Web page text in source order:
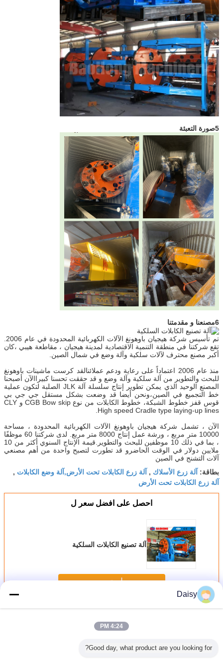
5صورة التعبئة
6مصنعنا و مقدمتنا
تقع شركتنا في منطقة التنمية الاقتصادية لمدينة هيجيان ، مقاطعة هيبي ،كان
أكبر مصنع محترف لآلات سلكية وآلة وضع في شمال الصين.
منذ عام 2006 اعتماداً على رعاية ودعم عملائنالقد كرست ماشينات باوهونغ
للبحث والتطوير من آلة سلكية وآلة وضع و قد حققت تحسنا كبيراالآن أصبحنا
المصنع الوحيد الذي يمكن تطوير إنتاج سلسلة آلة JLK الصلبة لتكون عملية
خط التجميع في الصين،ونحن أيضا قد وضعت بشكل مستقل جي جي بي
قوس قفز خطوط الشبكة، خطوط الكابلات من نوع CGB Bow skip و CLY
High speed Cradle type laying-up lines.
الآن ، تشمل شركة هيجيان باوهونغ الآلات الكهربائية المحدودة ، مساحة
10000 متر مربع ، ورشة عمل إنتاج 8000 متر مربع. لدى شركتنا 60 موظفًا
، بما في ذلك 10 موظفين للبحث والتطوير.قيمة الإنتاج السنوي أكثر من 10
ملايين دولار في الوقت الحاضرو قد تطورت لتصبح واحدة من أهم مصنعي
آلات التشنج في الصين
بطاقة: آلة زرع الأسلاك , آلة زرع الكابلات تحت الأرض,آلة وضع الكابلات ,
آلة زرع الكابلات تحت الأرض
احصل على افضل سعر ل
آلة تصنيع الكابلات السلكية
استمر
أكثروضع آلة
Daisy
4:24 PM
Good day, what product are you looking for?